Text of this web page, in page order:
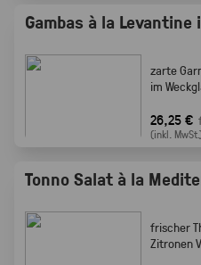
Gambas à la Levantine
zarte
im
26,25 €
(inkl.
Tonno Salat à la
frischer
Zitronen